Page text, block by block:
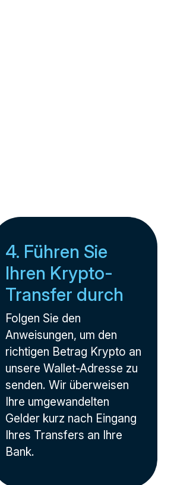
4. Führen Sie
Ihren Krypto-
Transfer durch
Folgen Sie den
Anweisungen, um den
richtigen Betrag Krypto an
unsere Wallet-Adresse zu
senden. Wir überweisen
Ihre umgewandelten
Gelder kurz nach Eingang
Ihres Transfers an Ihre
Bank.